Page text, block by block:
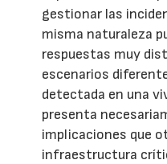
gestionar las
misma naturaleza
respuestas muy
escenarios
detectada en una
presenta
implicaciones que
infraestructura